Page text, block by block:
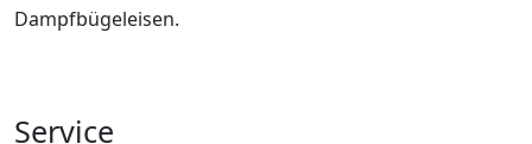
Dampfbügeleisen.
Service